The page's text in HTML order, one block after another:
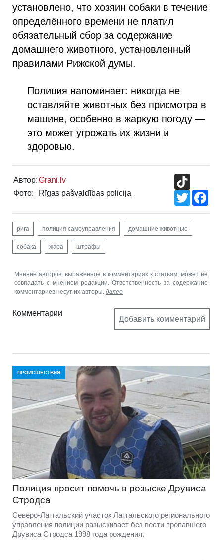
установлено, что хозяин собаки в течение
определённого времени не платил
обязательный сбор за содержание
домашнего животного, установленный
правилами Рижской думы.
Полиция напоминает: никогда не
оставляйте животных без присмотра в
машине, особенно в жаркую погоду —
это может угрожать их жизни и
здоровью.
Автор:Grani.lv
Фото:
Rīgas pašvaldības policija
Twitter
рига полиция самоуправления домашние животные
собака жара штрафы
Мнение авторов, выраженное в комментариях к статьям, может не
совпадать с мнением редакции. Ответственность за содержание
комментариев несут их авторы. далее
Комментарии
Добавить комментарий
ПРОИСШЕСТВИЯ
Полиция просит помочь в розыске Друвиса
Стродса
Северо-Латгальский участок Латгальского регионального
управления полиции разыскивает без вести пропавшего
Друвиса Стродса 1998 года рождения.